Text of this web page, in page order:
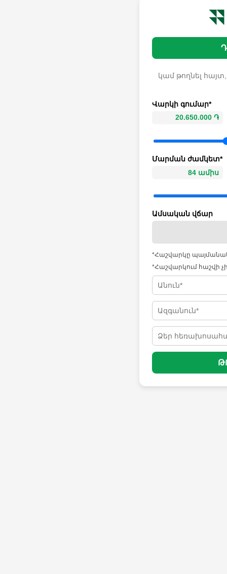
կամ թողնել
Վարկի գումար*
Մարման ժամկետ*
Ամսական վճար
*Հաշվարկը
*Հաշվարկում հաշվի